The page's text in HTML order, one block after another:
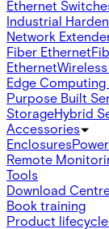
Ethernet
Industrial
Network
Fiber Ethernet
Ethernet
Edge
Purpose Built
StorageHybrid
Accessories
Enclosures
Remote
Tools
Download
Book training
Product lifecycle